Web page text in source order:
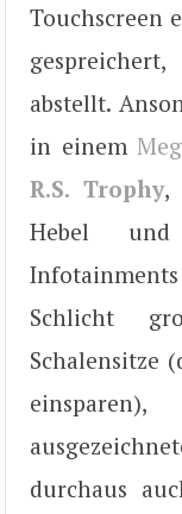
Touchscreen
abstellt.
in einem
R.S. Trophy,
Hebel
Schlicht
Schalensitze
durchaus